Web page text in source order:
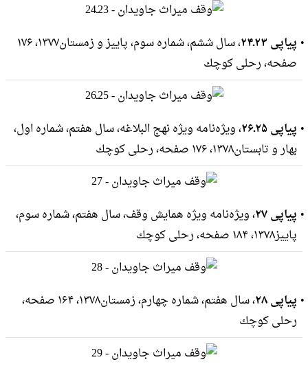
پیاپی ۲۳ـ۲۴
، سال ششم، شماره سوم، پاییز و زمستان۱۳۷۷، ۱۷۶
صفحه، رحلى كوچك
پیاپی ۲۵ـ۲۶
، ویژه‌نامه ویژه نهج البلاغه، سال هفتم، شماره اول،
بهار و تابستان۱۳۷۸، ۱۷۶ صفحه، رحلى كوچك
پیاپی ۲۷
، ویژه‌نامه ویژه همایش وقف، سال هفتم، شماره سوم،
پاییز۱۳۷۸، ۱۸۴ صفحه، رحلى كوچك
پیاپی ۲۸
، سال هفتم، شماره چهارم، زمستان۱۳۷۸، ۱۶۴ صفحه،
رحلى كوچك